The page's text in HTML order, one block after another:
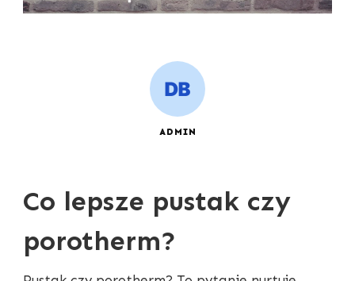
ADMIN
Co lepsze pustak czy
porotherm?